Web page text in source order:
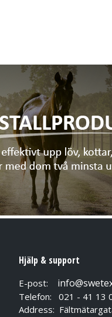
Hjälp & support
E-post:
Telefon: 021 - 41 13
Address: